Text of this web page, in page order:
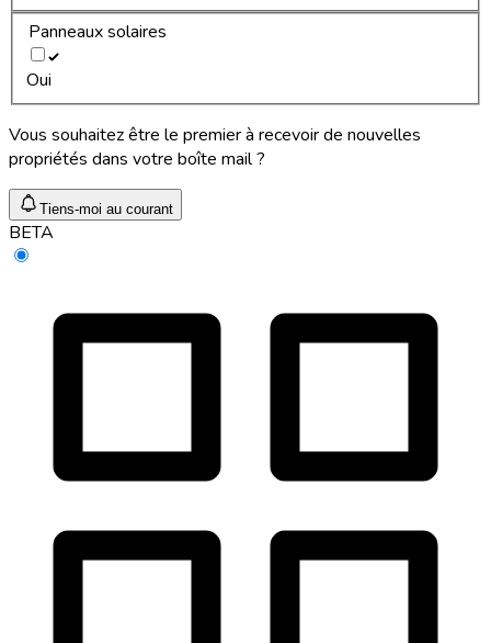
Panneaux solaires
Oui
Vous souhaitez être le premier à recevoir de nouvelles
propriétés dans votre boîte mail ?
Tiens-moi au courant
BETA